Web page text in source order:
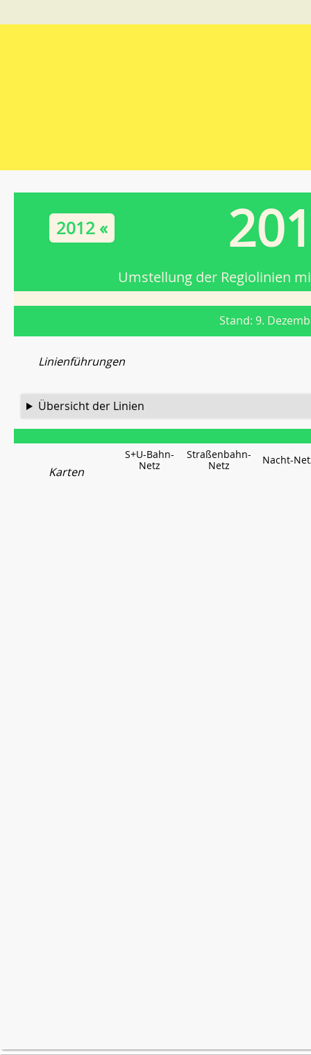
2012 «
Umstellung der Regiolinien
Stand: 9.
Linienführungen
Übersicht der Linien
Karten
S+U-Bahn-
Netz
Straßenbahn-
Netz
Nacht-